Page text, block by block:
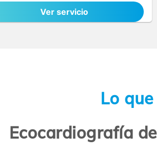
Ver servicio
Lo
Ecocardiografía